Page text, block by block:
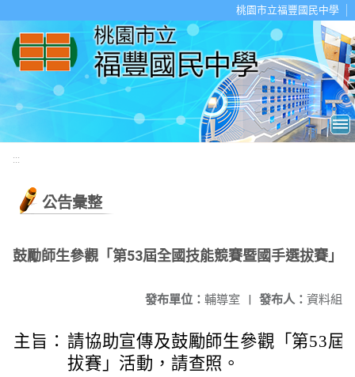
桃園市立福豐國民中學
:::
公告彙整
鼓勵師生參觀「第53屆全國技能競賽暨國手選拔賽」
發布人： 資料組
發布單位： 輔導室 |
主旨： 請協助宣傳及鼓勵師生參觀「第53屆
拔賽」活動，請查照。